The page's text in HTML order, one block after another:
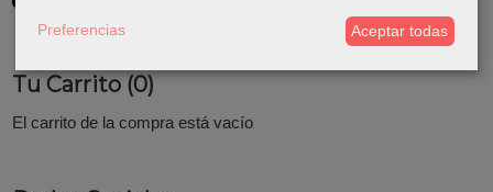
Tu Carrito (0)
El carrito de la compra está vacío
Preferencias Aceptar todas